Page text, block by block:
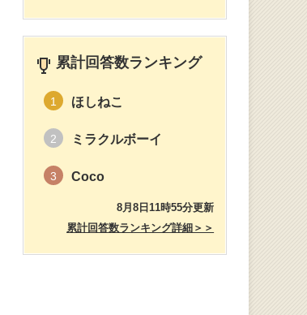
累計回答数ランキング
1 ほしねこ
2 ミラクルボーイ
3 Coco
8月8日11時55分更新
累計回答数ランキング詳細＞＞